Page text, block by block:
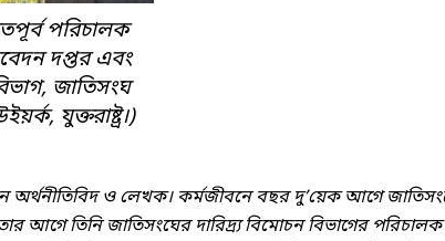
পরিচালক
দপ্তর এবং
জাতিসংঘ
যুক্তরাষ্ট্র।)
ও লেখক। কর্মজীবনে বছর দু’য়েক আগে
আগে তিনি জাতিসংঘের দারিদ্র্য বিমোচন বিভাগের